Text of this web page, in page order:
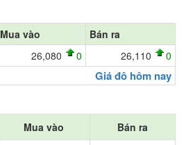
Mua vào Bán ra
26,080 0 26,110 0
Giá đô hôm nay
Mua vào
Bán ra